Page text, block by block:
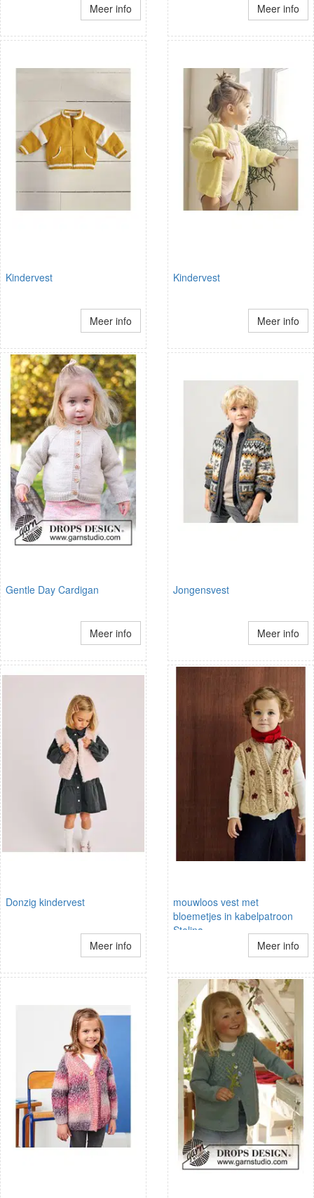
Meer info Meer info
Kindervest
Meer info
Kindervest
Meer info
Gentle Day Cardigan
Meer info
Jongensvest
Meer info
Donzig kindervest
Meer info
mouwloos vest met
bloemetjes in kabelpatroon
Stelina
Meer info